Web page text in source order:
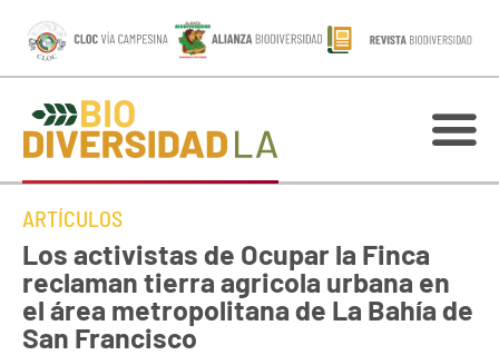
ARTÍCULOS
Los activistas de Ocupar la Finca
reclaman tierra agricola urbana en
el área metropolitana de La Bahía de
San Francisco